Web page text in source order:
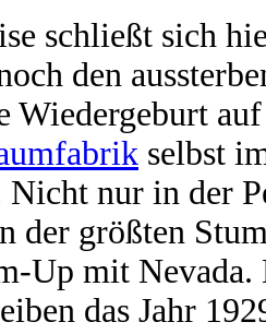
schließt sich
den
Wiedergeburt
selbst
nur in der
der größten
Up mit
das Jahr